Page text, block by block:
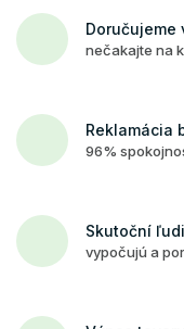
Doručujeme
nečakajte na
Reklamácia
96%
Skutoční
vypočujú a